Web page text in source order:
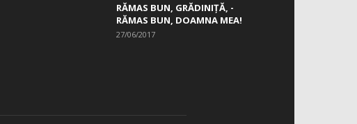
RĂMAS BUN, GRĂDINIŢĂ, ­
RĂMAS BUN, DOAMNA MEA!
27/06/2017